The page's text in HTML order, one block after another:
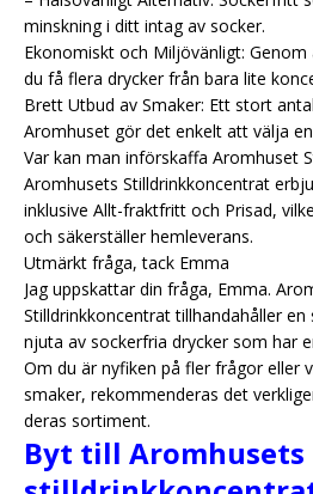
minskning i ditt intag av socker.
Ekonomiskt och Miljövänligt:
du få flera drycker från bara lite
Brett Utbud av Smaker: Ett stort
Aromhuset gör det enkelt att välja
Var kan man införskaffa Aromhuset
Aromhusets Stilldrinkkoncentrat
inklusive Allt-fraktfritt och Prisad,
och säkerställer hemleverans.
Utmärkt fråga, tack Emma
Jag uppskattar din fråga, Emma.
Stilldrinkkoncentrat tillhandahåller
njuta av sockerfria drycker som har
Om du är nyfiken på fler frågor eller
smaker, rekommenderas det
deras sortiment.
Byt till Aromhusets